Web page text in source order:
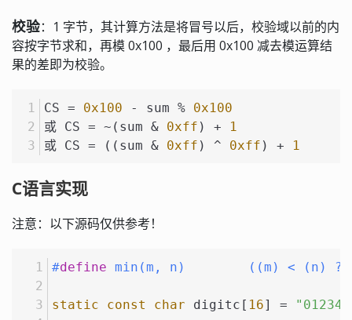
校验：1 字节，其计算方法是将冒号以后，校验域以前的内
容按字节求和，再模 0x100 ，最后用 0x100 减去模运算结
果的差即为校验。
CS = 0x100 - sum % 0x100
或 CS = ~(sum & 0xff ) +
1
或 CS = ((sum & 0xff ) ^ 0xff ) + 1
C语言实现
注意：以下源码仅供参考！
#define min(m, n)        ((m) < (n) ?
static const char digitc[ 16] =